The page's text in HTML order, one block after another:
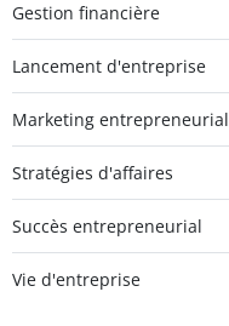
Gestion financière
Lancement d'entreprise
Marketing entrepreneurial
Stratégies d'affaires
Succès entrepreneurial
Vie d'entreprise